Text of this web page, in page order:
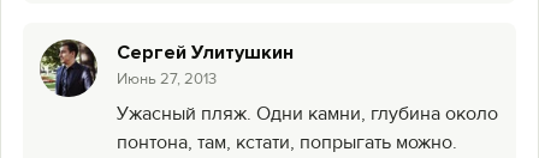
Сергей Улитушкин
Июнь 27, 2013
Ужасный пляж. Одни камни, глубина около
понтона, там, кстати, попрыгать можно.